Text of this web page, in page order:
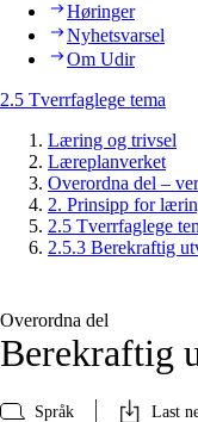
Høringer
Nyhetsvarsel
Om Udir
2.5 Tverrfaglege tema
Læring og trivsel
Læreplanverket
Overordna del –
2. Prinsipp for
2.5 Tverrfaglege
2.5.3 Berekraftig
Overordna del
Berekraftig
Språk Last